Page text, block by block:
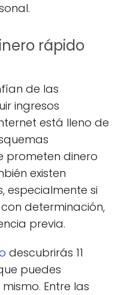
rápido
de las
ingresos
está lleno de
prometen dinero
existen
especialmente si
determinación,
previa.
descubrirás 11
puedes
Entre las